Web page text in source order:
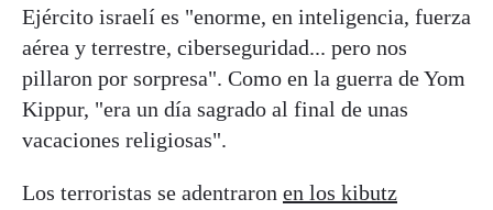
Ejército israelí es "enorme, en inteligencia, fuerza
aérea y terrestre, ciberseguridad... pero nos
pillaron por sorpresa". Como en la guerra de Yom
Kippur, "era un día sagrado al final de unas
vacaciones religiosas".
Los terroristas se adentraron en los kibutz